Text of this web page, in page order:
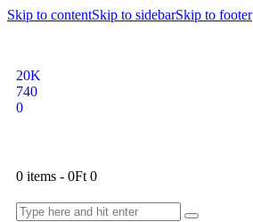
Skip to contentSkip to sidebarSkip to footer
20K
740
0
0 items - 0Ft 0